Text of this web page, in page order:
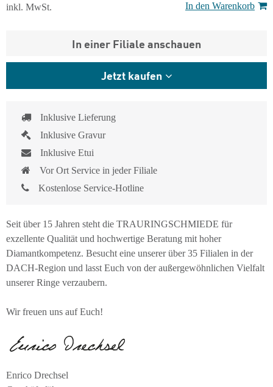
inkl. MwSt.
In den Warenkorb
In einer Filiale anschauen
Jetzt kaufen
Inklusive Lieferung
Inklusive Gravur
Inklusive Etui
Vor Ort Service in jeder Filiale
Kostenlose Service-Hotline
Seit über 15 Jahren steht die TRAURINGSCHMIEDE für
exzellente Qualität und hochwertige Beratung mit hoher
Diamantkompetenz. Besucht eine unserer über 35 Filialen in der
DACH-Region und lasst Euch von der außergewöhnlichen Vielfalt
unserer Ringe verzaubern.
Wir freuen uns auf Euch!
Enrico Drechsel